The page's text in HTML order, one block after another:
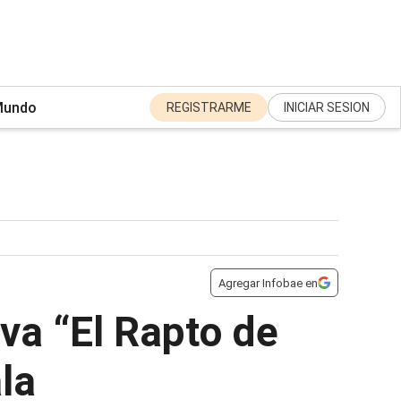
REGISTRARME INICIAR SESION
Agregar Infobae en
“El Rapto de